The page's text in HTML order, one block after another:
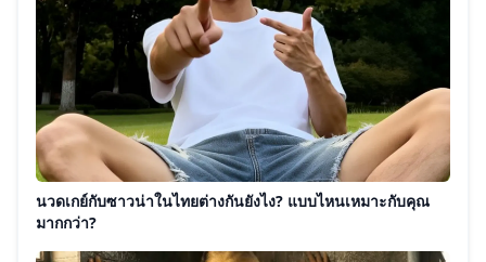
นวดเกย์กับซาวน่าในไทยต่างกันยังไง? แบบไหนเหมาะกับคุณ
มากกว่า?